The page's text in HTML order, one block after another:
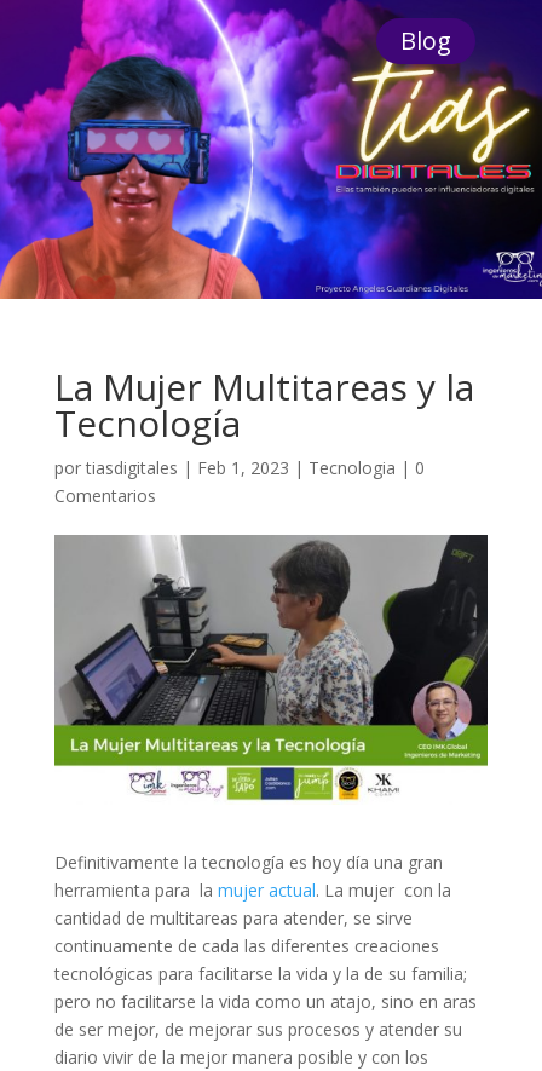
Blog
La Mujer Multitareas y la
Tecnología
portiasdigitales | Feb 1, 2023 | Tecnologia | 0
Comentarios
Definitivamente la tecnología es hoy día una gran
herramienta para la mujer actual. La mujer con la
cantidad de multitareas para atender, se sirve
continuamente de cada las diferentes creaciones
tecnológicas para facilitarse la vida y la de su familia;
pero no facilitarse la vida como un atajo, sino en aras
de ser mejor, de mejorar sus procesos y atender su
diario vivir de la mejor manera posible y con los